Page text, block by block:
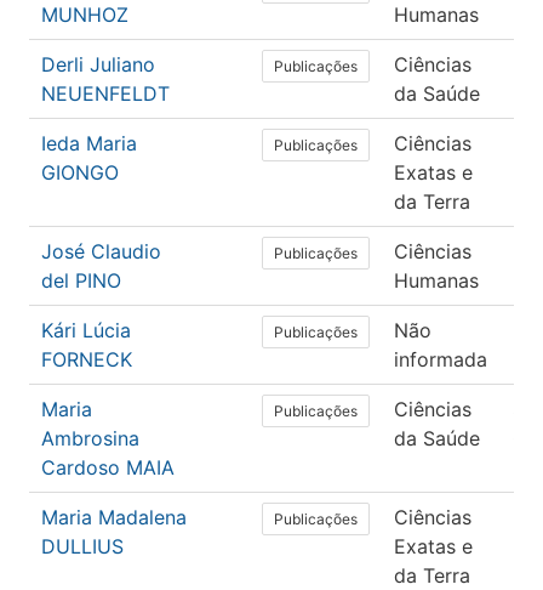
MUNHOZ
Humanas
Derli Juliano
NEUENFELDT
Publicações
Ciências
da Saúde
Ieda Maria
GIONGO
Publicações
Ciências
Exatas e
da Terra
José Claudio
del PINO
Publicações
Ciências
Humanas
Kári Lúcia
FORNECK
Publicações
Não
informada
Maria
Ambrosina
Cardoso MAIA
Publicações
Ciências
da Saúde
Maria Madalena
DULLIUS
Publicações
Ciências
Exatas e
da Terra